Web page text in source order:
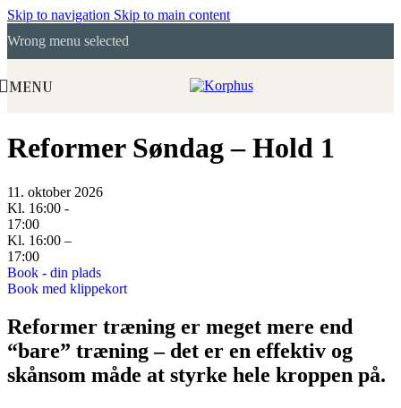
Skip to navigation Skip to main content
Wrong menu selected
MENU
Reformer Søndag – Hold 1
11. oktober 2026
Kl. 16:00 -
17:00
Kl. 16:00 –
17:00
Book - din plads
Book med klippekort
Reformer træning er meget mere end
“bare” træning – det er en effektiv og
skånsom måde at styrke hele kroppen på.